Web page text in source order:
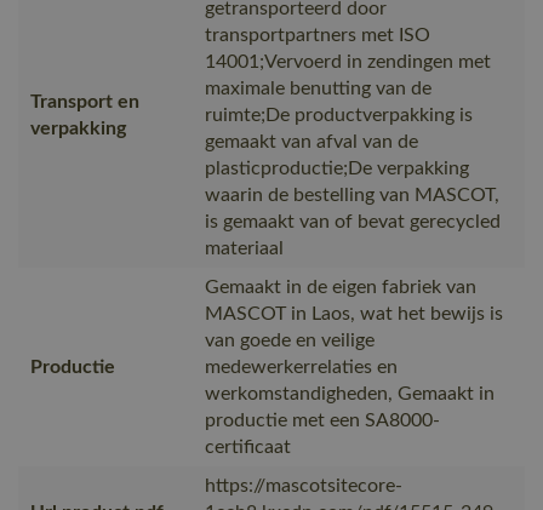
Transport en
verpakking
getransporteerd door
transportpartners met ISO
14001;Vervoerd in zendingen met
maximale benutting van de
ruimte;De productverpakking is
gemaakt van afval van de
plasticproductie;De verpakking
waarin de bestelling van MASCOT,
is gemaakt van of bevat gerecycled
materiaal
Productie
Gemaakt in de eigen fabriek van
MASCOT in Laos, wat het bewijs is
van goede en veilige
medewerkerrelaties en
werkomstandigheden, Gemaakt in
productie met een SA8000-
certificaat
https://mascotsitecore-